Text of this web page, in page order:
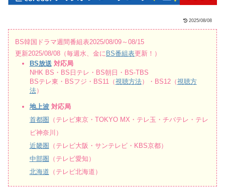
2025/08/08
BS韓国ドラマ週間番組表2025/08/09～08/15
更新2025/08/08（毎週水、金に BS番組表更新！）
BS放送 対応局
NHK BS・BS日テレ・BS朝日・BS-TBS
BSテレ東・BSフジ・BS11（視聴方法）・BS12（視聴方
法）
地上波対応局
首都圏 （テレビ東京・TOKYO MX・テレ玉・チバテレ・テレ
ビ神奈川）
近畿圏 （テレビ大阪・サンテレビ・KBS京都）
中部圏 （テレビ愛知）
北海道 （テレビ北海道）